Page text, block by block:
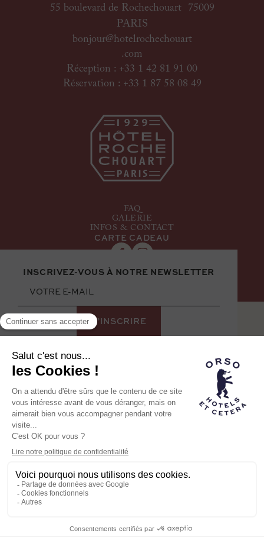
55 boulevard de Rochechouart 75009
PARIS
bonjour@hotelrochechouart
.com
Réception : +33 1 42 81 91 00
Réservation : +33 1 87 58 08 49
FAQ
GALERIE
INFOS & CONTACT
CARTE CADEAU
INSCRIVEZ-VOUS À NOTRE NEWSLETTER
Hôtel membre de la
famille Orso
NOS AUTRES HÔTELS
RECRUTEMENT
HÔTEL ROCHECHOUART © 2023MENTIONS LÉGALES
POLITIQUE DE CONFIDENTIALITÉ POWERED BY